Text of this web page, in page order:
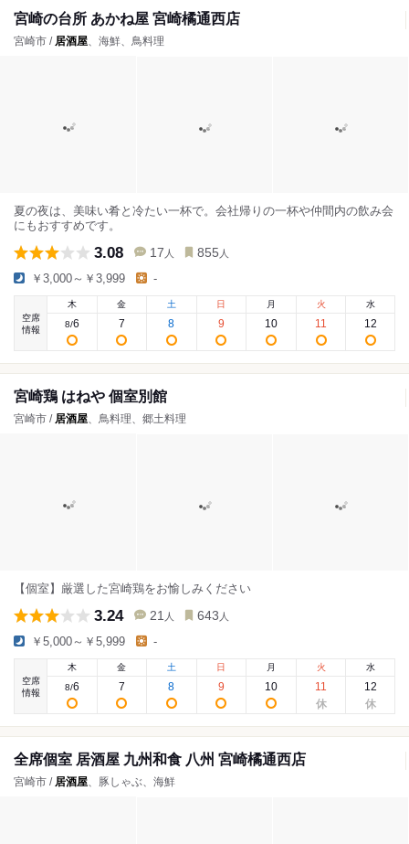
宮崎の台所 あかね屋 宮崎橘通西店
宮崎市 / 居酒屋、海鮮、鳥料理
夏の夜は、美味い肴と冷たい一杯で。会社帰りの一杯や仲間内の飲み会
にもおすすめです。
3.08 17 人 855 人
￥3,000～￥3,999 -
空席
情報
木
8/6
金
7
土
8
日
9
月
10
火
11
水
12
宮崎鶏 はねや 個室別館
宮崎市 / 居酒屋、鳥料理、郷土料理
【個室】厳選した宮崎鶏をお愉しみください
3.24 21 人 643 人
￥5,000～￥5,999 -
空席
情報
木
8/6
金
7
土
8
日
9
月
10
火
11
水
12
全席個室 居酒屋 九州和食 八州 宮崎橘通西店
宮崎市 / 居酒屋、豚しゃぶ、海鮮